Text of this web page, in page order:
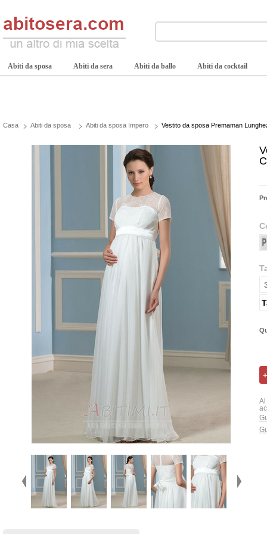
Abiti da sposa Abiti da sera Abiti da ballo Abiti da cocktail
Casa Abiti da sposa Abiti da sposa Impero Vestito da sposa Premaman
Al